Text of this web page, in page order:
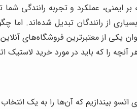
عملکرد و تجربه رانندگی شما
از رانندگان تبدیل شده‌اند.
از معتبرترین فروشگاه‌های
را که باید در مورد خرید لاستیک
بیندازیم که آن‌ها را به یک